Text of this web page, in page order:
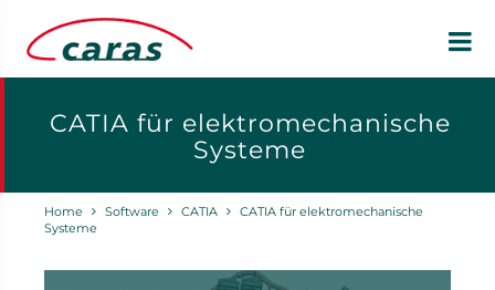
CATIA für elektromechanische
Systeme
Home Software CATIA
CATIA für elektromechanische
Systeme